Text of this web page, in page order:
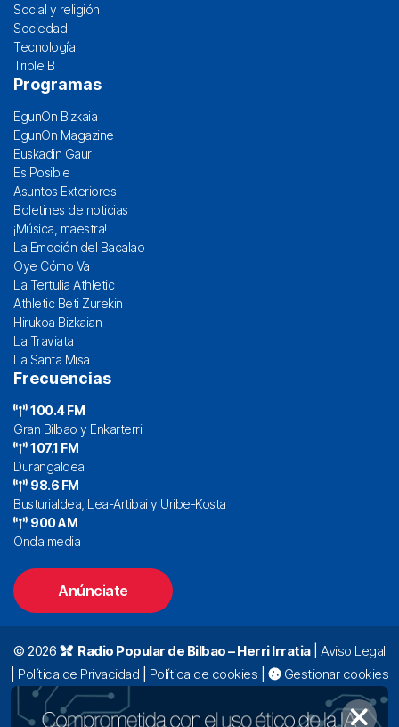
Social y religión
Sociedad
Tecnología
Triple B
Programas
EgunOn Bizkaia
EgunOn Magazine
Euskadin Gaur
Es Posible
Asuntos Exteriores
Boletines de noticias
¡Música, maestra!
La Emoción del Bacalao
Oye Cómo Va
La Tertulia Athletic
Athletic Beti Zurekin
Hirukoa Bizkaian
La Traviata
La Santa Misa
Frecuencias
100.4 FM
Gran Bilbao y Enkarterri
107.1 FM
Durangaldea
98.6 FM
Busturialdea, Lea-Artibai y Uribe-Kosta
900 AM
Onda media
Anúnciate
© 2026 Radio Popular de Bilbao – Herri Irratia| Aviso Legal
Política de Privacidad Política de cookies
Gestionar cookies
Alda. Mazarredo, 47 – 7º 48009 Bilbao |
94 423 92 00|
oyentes@radiopopular.com